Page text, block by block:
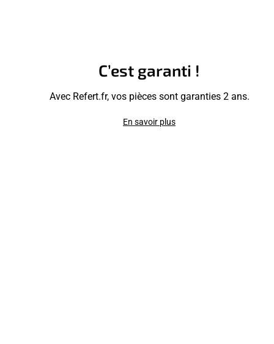
C’est garanti !
Avec Refert.fr, vos pièces sont garanties 2 ans.
En savoir plus